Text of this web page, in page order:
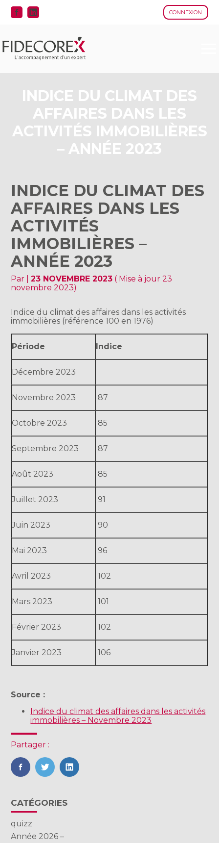
CONNEXION
Aller
INDICE DU CLIMAT DES
AFFAIRES DANS LES
ACTIVITÉS IMMOBILIÈRES
– ANNÉE 2023
INDICE DU CLIMAT DES
AFFAIRES DANS LES
ACTIVITÉS
IMMOBILIÈRES –
ANNÉE 2023
Par |23 NOVEMBRE 2023 ( Mise à jour 23
novembre 2023)
Indice du climat des affaires dans les activités
immobilières (référence 100 en 1976)
Période Indice
Décembre 2023
Novembre 2023 87
Octobre 2023 85
Septembre 2023 87
Août 2023 85
Juillet 2023 91
Juin 2023 90
Mai 2023 96
Avril 2023 102
Mars 2023 101
Février 2023 102
Janvier 2023 106
Source :
Indice du climat des affaires dans les activités
immobilières – Novembre 2023
Partager :
FaceBook
TwitterLinkedIn
Blog
sidebar
CATÉGORIES
quizz
Année 2026 –